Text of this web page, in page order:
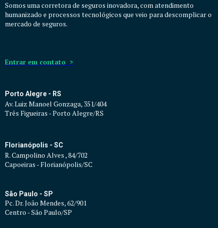
Somos uma corretora de seguros inovadora, com atendimento
humanizado e processos tecnológicos que veio para descomplicar o
mercado de seguros.
Entrar em contato >
Porto Alegre - RS
Av. Luiz Manoel Gonzaga, 351/404
Três Figueiras - Porto Alegre/RS
Florianópolis - SC
R. Campolino Alves , 84/702
Capoeiras - Florianópolis/SC
São Paulo - SP
Pc. Dr. João Mendes, 62/901
Centro - São Paulo/SP